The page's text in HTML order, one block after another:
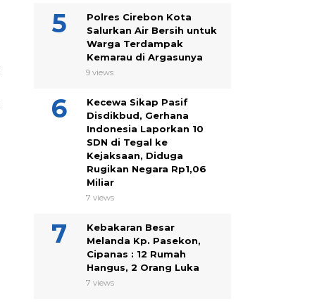
Polres Cirebon Kota
Salurkan Air Bersih untuk
Warga Terdampak
Kemarau di Argasunya
9 views
Kecewa Sikap Pasif
Disdikbud, Gerhana
Indonesia Laporkan 10
SDN di Tegal ke
Kejaksaan, Diduga
Rugikan Negara Rp1,06
Miliar
7 views
Kebakaran Besar
Melanda Kp. Pasekon,
Cipanas : 12 Rumah
Hangus, 2 Orang Luka
7 views